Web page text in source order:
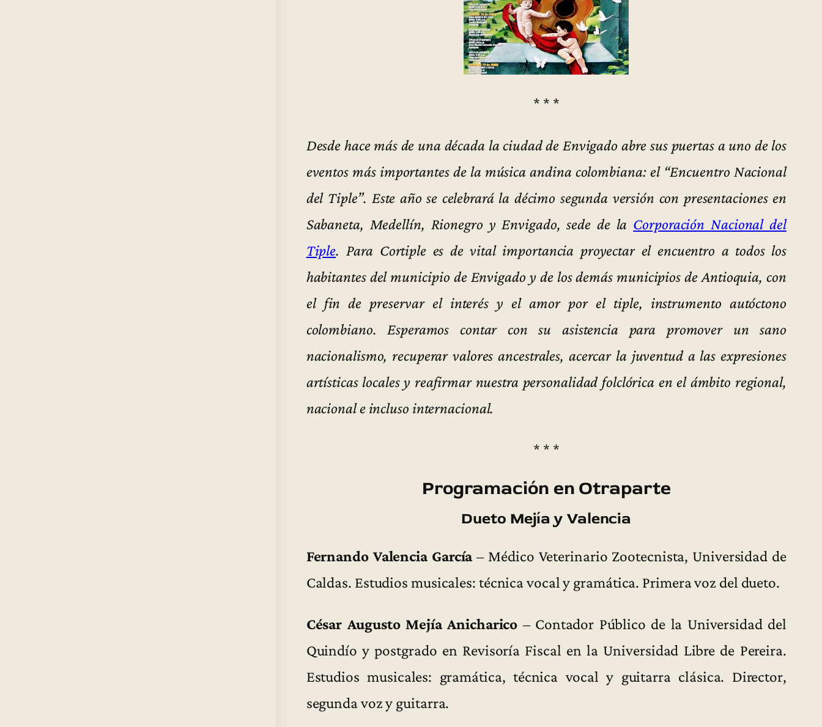
* * *
Desde hace más de una década la ciudad de Envigado abre sus puertas a uno de los
eventos más importantes de la música andina colombiana: el “Encuentro Nacional
del Tiple”. Este año se celebrará la décimo segunda versión con presentaciones en
Sabaneta, Medellín, Rionegro y Envigado, sede de la Corporación Nacional del
Tiple. Para Cortiple es de vital importancia proyectar el encuentro a todos los
habitantes del municipio de Envigado y de los demás municipios de Antioquia, con
el fin de preservar el interés y el amor por el tiple, instrumento autóctono
colombiano. Esperamos contar con su asistencia para promover un sano
nacionalismo, recuperar valores ancestrales, acercar la juventud a las expresiones
artísticas locales y reafirmar nuestra personalidad folclórica en el ámbito regional,
nacional e incluso internacional.
* * *
Programación en Otraparte
Dueto Mejía y Valencia
Fernando Valencia García– Médico Veterinario Zootecnista, Universidad de
Caldas. Estudios musicales: técnica vocal y gramática. Primera voz del dueto.
César Augusto Mejía Anicharico – Contador Público de la Universidad del
Quindío y postgrado en Revisoría Fiscal en la Universidad Libre de Pereira.
Estudios musicales: gramática, técnica vocal y guitarra clásica. Director,
segunda voz y guitarra.